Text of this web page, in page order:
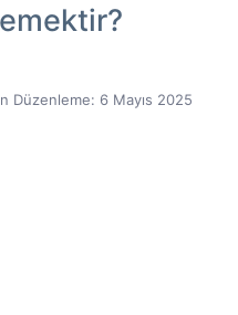
Düzenleme: 6 Mayıs 2025